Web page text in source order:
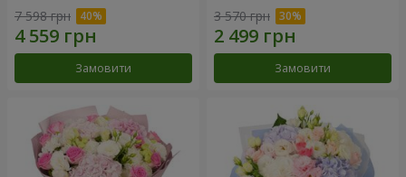
7 598 грн
Замовити
3 570 грн
Замовити